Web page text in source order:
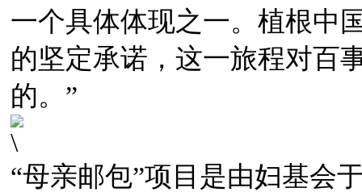
一个具体体现之一。植根中
的坚定承诺，这一旅程对百
的。”
“母亲邮包”项目是由妇基会